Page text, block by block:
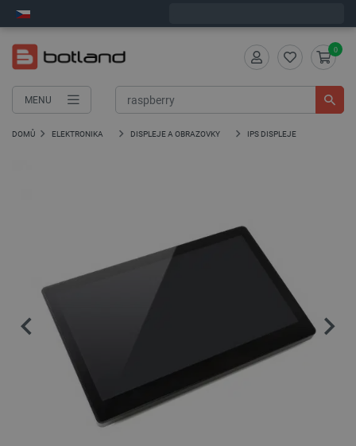
MENU
0
DOMŮ ELEKTRONIKA DISPLEJE A OBRAZOVKY IPS DISPLEJE